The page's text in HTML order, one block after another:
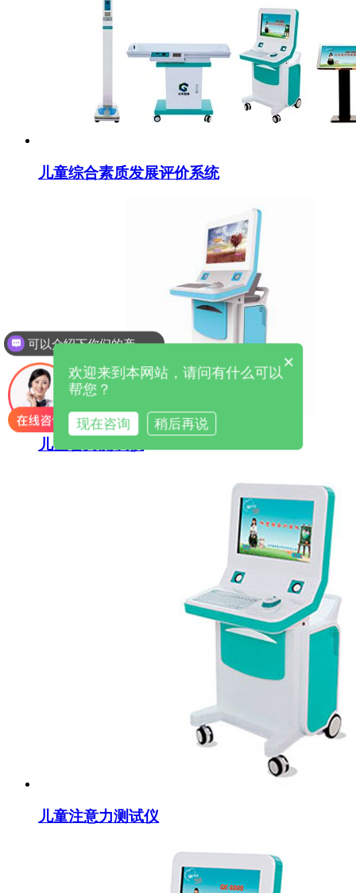
儿童综合素质发展评价系统
儿童智力测试仪
儿童注意力测试仪
可以介绍下你们的产品么
×
欢迎来到本网站，请问有什么可以
帮您？
现在咨询 稍后再说